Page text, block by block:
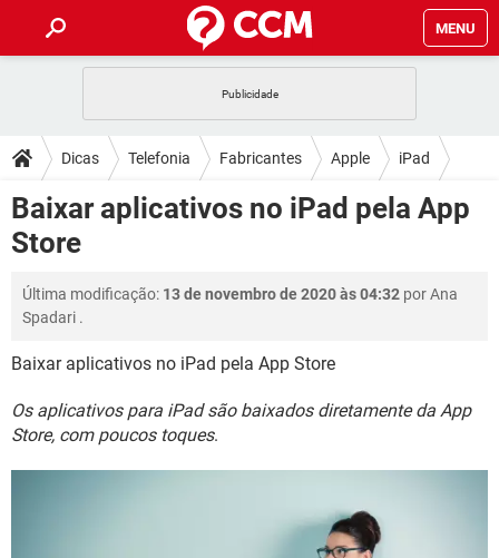
MENU
CELULAR FACEBOOK
OUTLOOK EXCEL
INSTAGRAM
DICAS
JOGOS WHATSAPP
CELULAR FACEBOOK
INSTAGRAM GMAIL
DOWNLOADS
JOGOS
OUTLOOK
INSTAGRAM GMAIL
FÓRUM
JOGOS WHATSAPP
OUTLOOK EXCEL
INSTAGRAM GMAIL
GUIA DE COMPRAS
GLOSSÁRIO
JOGOS WHATSAPP
OUTLOOK
INSTAGRAM GMAIL
Dicas Telefonia Fabricantes Apple iPad
Baixar aplicativos no iPad pela App
Store
Última modificação: 13 de novembro de 2020 às 04:32 porAna
Spadari .
Baixar aplicativos no iPad pela App Store
Os aplicativos para iPad são baixados diretamente da App
Store, com poucos toques.